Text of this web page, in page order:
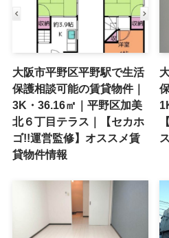
大阪市平野区平野駅で生活
保護相談可能の賃貸物件｜
3K・36.16㎡｜平野区加美
北６丁目テラス｜【セカホ
ゴ!!運営監修】オススメ賃
貸物件情報